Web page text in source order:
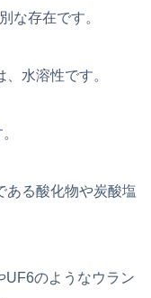
な存在です。
水溶性です。
ある酸化物や炭酸塩
UF6のようなウラン